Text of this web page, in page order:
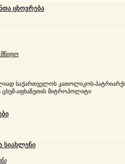
ცხოვრება
საქართველოს კათოლიკოს-
ცხუმ-აფხაზეთის მიტროპოლიტი
სიახლენი